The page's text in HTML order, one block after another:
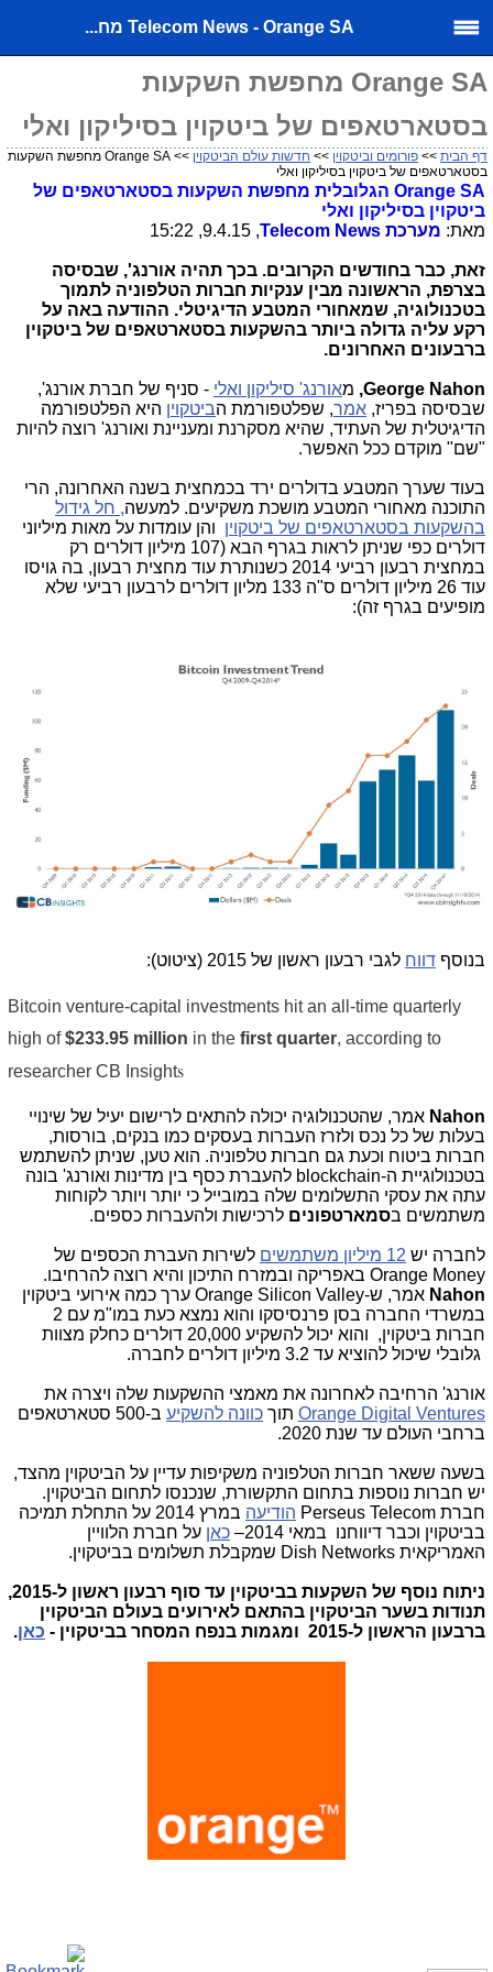
Telecom News - Orange SA מח...
Orange SA מחפשת השקעות
בסטארטאפים של ביטקוין בסיליקון ואלי
דף הבית >> פורומים וביטקוין >> חדשות עולם הביטקוין
>> Orange SA מחפשת השקעות
בסטארטאפים של ביטקוין בסיליקון ואלי
Orange SA הגלובלית מחפשת השקעות בסטארטאפים של
ביטקוין בסיליקון ואלי
מאת: מערכת Telecom News
, 9.4.15, 15:22
זאת, כבר בחודשים הקרובים. בכך תהיה אורנג', שבסיסה
בצרפת, הראשונה מבין ענקיות חברות הטלפוניה לתמוך
בטכנולוגיה, שמאחורי המטבע הדיגיטלי. ההודעה באה על
רקע עליה גדולה ביותר בהשקעות בסטארטאפים של ביטקוין
ברבעונים האחרונים.
George Nahon
, מאורנג' סיליקון ואלי - סניף של חברת אורנג',
שבסיסה בפריז, אמר, שפלטפורמת הביטקוין היא הפלטפורמה
הדיגיטלית של העתיד, שהיא מסקרנת ומעניינת ואורנג' רוצה להיות
"שם" מוקדם ככל האפשר.
בעוד שערך המטבע בדולרים ירד בכמחצית בשנה האחרונה, הרי
התוכנה מאחורי המטבע מושכת משקיעים. למעשה, חל גידול
בהשקעות בסטארטאפים של ביטקוין והן עומדות על מאות מיליוני
דולרים כפי שניתן לראות בגרף הבא (107 מיליון דולרים רק
במחצית רבעון רביעי 2014 כשנותרת עוד מחצית רבעון, בה גויסו
עוד 26 מיליון דולרים ס"ה 133 מליון דולרים לרבעון רביעי שלא
מופיעים בגרף זה):
בנוסף דווח לגבי רבעון ראשון של 2015 (ציטוט):
Bitcoin venture-capital investments hit an all-time quarterly
high of$233.95 million in the first quarter, according to
researcher CB Insights
Nahon אמר, שהטכנולוגיה יכולה להתאים לרישום יעיל של שינויי
בעלות של כל נכס ולזרז העברות בעסקים כמו בנקים, בורסות,
חברות ביטוח וכעת גם חברות טלפוניה. הוא טען, שניתן להשתמש
בטכנולוגיית ה-blockchain להעברת כסף בין מדינות ואורנג' בונה
עתה את עסקי התשלומים שלה במובייל כי יותר ויותר לקוחות
משתמשים בסמארטפונים לרכישות ולהעברות כספים.
לחברה יש 12 מיליון משתמשים
לשירות העברת הכספים של
Orange Money באפריקה ובמזרח התיכון והיא רוצה להרחיבו.
Nahon אמר, ש-Orange Silicon Valley ערך כמה אירועי ביטקוין
במשרדי החברה בסן פרנסיסקו והוא נמצא כעת במו"מ עם 2
חברות ביטקוין, והוא יכול להשקיע 20,000 דולרים כחלק מצוות
גלובלי שיכול להוציא עד 3.2 מיליון דולרים לחברה.
אורנג' הרחיבה לאחרונה את מאמצי ההשקעות שלה ויצרה את
Orange Digital Ventures תוך כוונה להשקיע
ב-500 סטארטאפים
ברחבי העולם עד שנת 2020.
בשעה ששאר חברות הטלפוניה משקיפות עדיין על הביטקוין מהצד,
יש חברות נוספות בתחום התקשורת, שנכנסו לתחום הביטקוין.
חברת Perseus Telecom הודיעה
במרץ 2014 על התחלת תמיכה
בביטקוין וכבר דיווחנו במאי 2014–
כאן על חברת הלוויין
האמריקאית Dish Networks שמקבלת תשלומים בביטקוין.
ניתוח נוסף של השקעות בביטקוין עד סוף רבעון ראשון ל-2015,
תנודות בשער הביטקוין בהתאם לאירועים בעולם הביטקוין
ברבעון הראשון ל-2015 ומגמות בנפח המסחר בביטקוין -
כאן.